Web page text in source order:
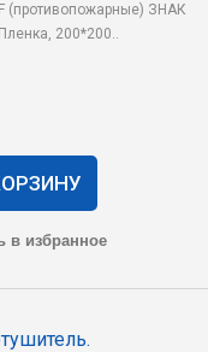
(противопожарные) ЗНАК
200*200..
в избранное